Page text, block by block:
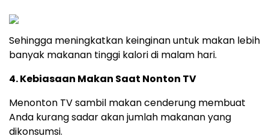
Sehingga meningkatkan keinginan untuk makan lebih
banyak makanan tinggi kalori di malam hari.
4. Kebiasaan Makan Saat Nonton TV
Menonton TV sambil makan cenderung membuat
Anda kurang sadar akan jumlah makanan yang
dikonsumsi.